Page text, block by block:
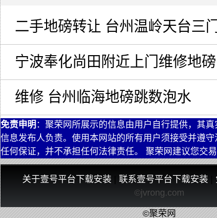
二手地磅转让 台州温岭天台三
宁波奉化尚田附近上门维修地磅
维修 台州临海地磅跳数泡水
免责申明 ：聚荣网所展示的信息由用户自行提供，其
信息发布人负责。使用本网站的所有用户须接受并遵
任何保证，并不承担任何法律责任。 聚荣网建议您交易
关于壹号平台下载安装 联系壹号平台下载安装
©jvrong.com
©聚荣网